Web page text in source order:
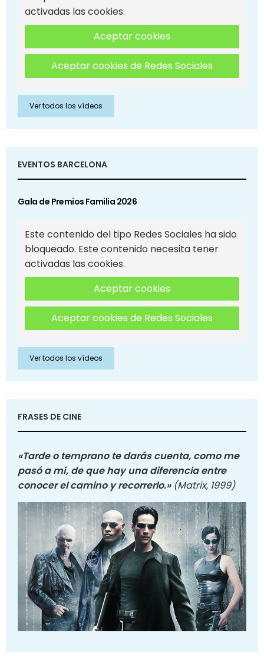
activadas las cookies.
Aceptar cookies
Aceptar cookies de Redes Sociales
Ver todos los vídeos
EVENTOS BARCELONA
Gala de Premios Familia 2026
Este contenido del tipo Redes Sociales ha sido
bloqueado. Este contenido necesita tener
activadas las cookies.
Aceptar cookies
Aceptar cookies de Redes Sociales
Ver todos los vídeos
FRASES DE CINE
«Tarde o temprano te darás cuenta, como me
pasó a mí, de que hay una diferencia entre
conocer el camino y recorrerlo.» (Matrix, 1999)